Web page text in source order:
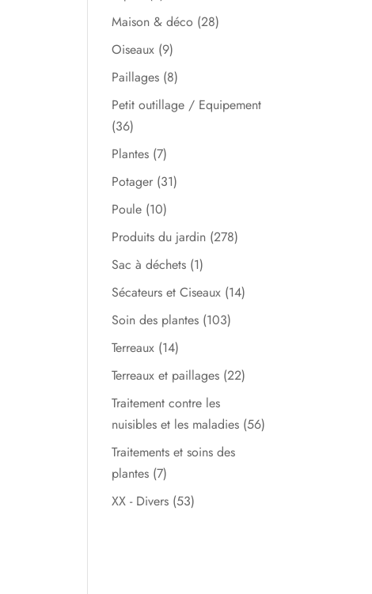
Maison & déco (28)
Oiseaux (9)
Paillages (8)
Petit outillage / Equipement
(36)
Plantes (7)
Potager (31)
Poule (10)
Produits du jardin (278)
Sac à déchets (1)
Sécateurs et Ciseaux (14)
Soin des plantes (103)
Terreaux (14)
Terreaux et paillages (22)
Traitement contre les
nuisibles et les maladies (56)
Traitements et soins des
plantes (7)
XX - Divers (53)